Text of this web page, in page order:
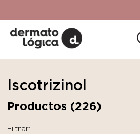
SkinCeuticals.
Iscotrizinol
Productos (226)
Filtrar: